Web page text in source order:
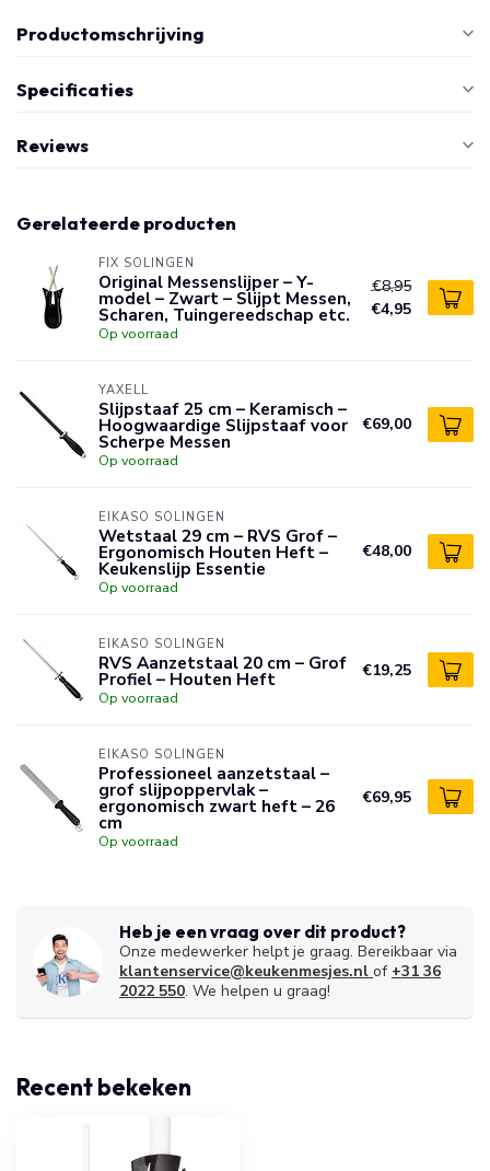
Productomschrijving
Specificaties
Reviews
Gerelateerde producten
FIX SOLINGEN
Original Messenslijper – Y-
model – Zwart – Slijpt Messen,
Scharen, Tuingereedschap etc.
Op voorraad
€8,95
€4,95
YAXELL
Slijpstaaf 25 cm – Keramisch –
Hoogwaardige Slijpstaaf voor
Scherpe Messen
Op voorraad
€69,00
EIKASO SOLINGEN
Wetstaal 29 cm – RVS Grof –
Ergonomisch Houten Heft –
Keukenslijp Essentie
Op voorraad
€48,00
EIKASO SOLINGEN
RVS Aanzetstaal 20 cm – Grof
Profiel – Houten Heft
Op voorraad
€19,25
EIKASO SOLINGEN
Professioneel aanzetstaal –
grof slijpoppervlak –
ergonomisch zwart heft – 26
cm
Op voorraad
€69,95
Heb je een vraag over dit product?
Onze medewerker helpt je graag. Bereikbaar via
klantenservice@keukenmesjes.nl of +31 36
2022 550. We helpen u graag!
Recent bekeken